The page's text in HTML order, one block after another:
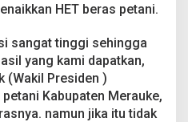
HET beras petani.
sangat tinggi sehingga
yang kami dapatkan,
(Wakil Presiden )
Kabupaten Merauke,
namun jika itu tidak